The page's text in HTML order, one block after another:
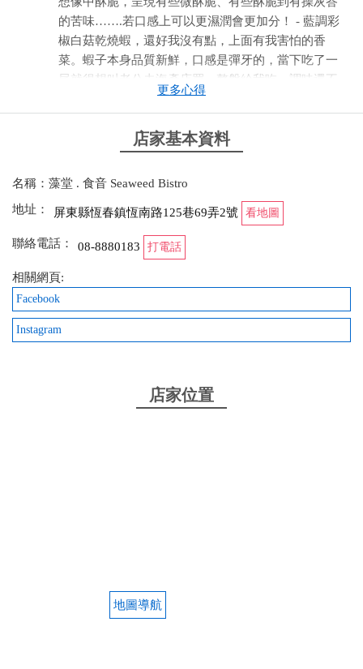
的苦味…….若口感上可以更濕潤會更加分！ - 藍調彩
椒白菇乾燒蝦，還好我沒有點，上面有我害怕的香
菜。蝦子本身品質新鮮，口感是彈牙的，當下吃了一
尾就很想叫老公去海產店買一整盤給我吃。調味還不
錯，單吃也不會過於死鹹，蝦子本身店家有開背，但
好看。 吃到後面，中間的白飯底部浸泡了醬汁，會偏
2022-02-25 16:29:39
來墾丁很多次 藻堂食音卻是第一次來～ 結果意外的
超好吃！！ 有三道菜是要先預訂分別是 大盤雞 （每
個人 都讚不絕口
from google
更多心得
店家基本資料
名稱：藻堂 . 食音 Seaweed Bistro
地址：
屏東縣恆春鎮恆南路125巷69弄2號 看地圖
聯絡電話： 08-8880183 打電話
相關網頁:
Facebook
Instagram
店家位置
地圖導航